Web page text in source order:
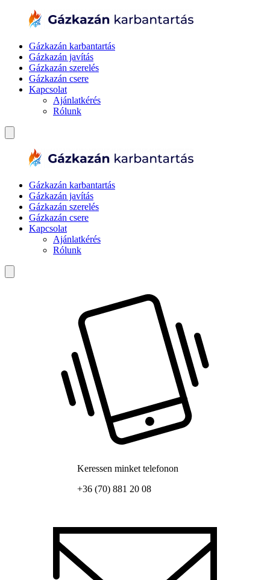
Gázkazán karbantartás
Gázkazán javítás
Gázkazán szerelés
Gázkazán csere
Kapcsolat
Ajánlatkérés
Rólunk
Gázkazán karbantartás
Gázkazán javítás
Gázkazán szerelés
Gázkazán csere
Kapcsolat
Ajánlatkérés
Rólunk
Keressen minket telefonon
+36 (70) 881 20 08